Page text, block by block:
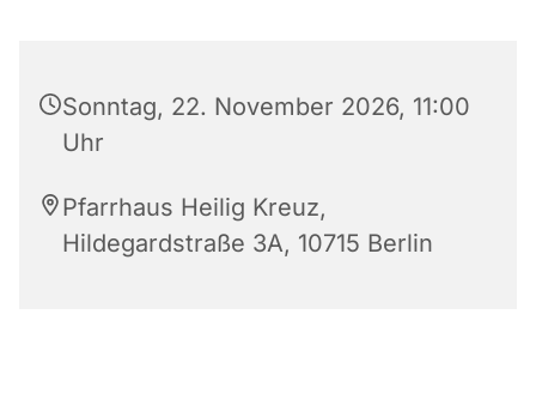
Sonntag, 22. November 2026, 11:00
Uhr
Pfarrhaus Heilig Kreuz,
Hildegardstraße 3A, 10715 Berlin